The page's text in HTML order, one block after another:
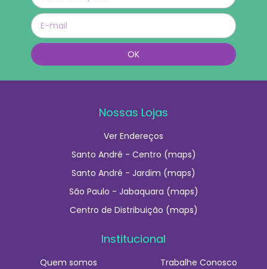
Nossas Lojas
Ver Endereços
Santo André - Centro (maps)
Santo André - Jardim (maps)
São Paulo - Jabaquara (maps)
Centro de Distribuição (maps)
Institucional
Quem somos
Trabalhe Conosco